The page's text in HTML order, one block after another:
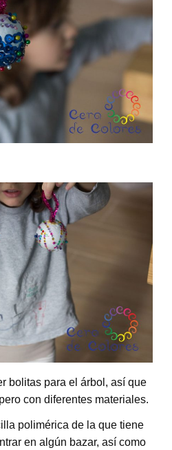
bolitas para el árbol, así que
con diferentes materiales.
polimérica de la que tiene
en algún bazar, así como